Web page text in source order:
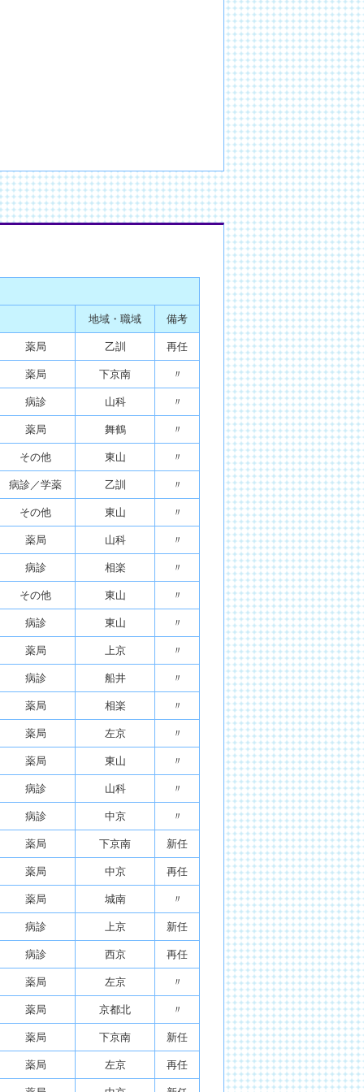
地域・職域 備考
薬局 乙訓 再任
薬局 下京南 〃
病診 山科 〃
薬局 舞鶴 〃
その他 東山 〃
病診／学薬 乙訓 〃
その他 東山 〃
薬局 山科 〃
病診 相楽 〃
その他 東山 〃
病診 東山 〃
薬局 上京 〃
病診 船井 〃
薬局 相楽 〃
薬局 左京 〃
薬局 東山 〃
病診 山科 〃
病診 中京 〃
薬局 下京南 新任
薬局 中京 再任
薬局 城南 〃
病診 上京 新任
病診 西京 再任
薬局 左京 〃
薬局 京都北 〃
薬局 下京南 新任
薬局 左京 再任